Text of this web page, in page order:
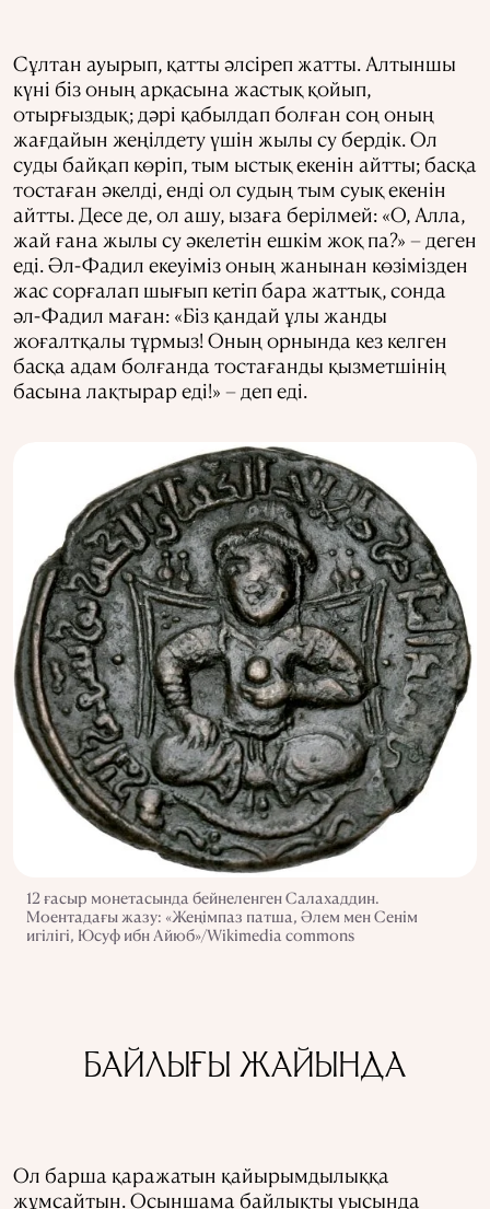
Сұлтан ауырып, қатты әлсіреп жатты. Алтыншы
күні біз оның арқасына жастық қойып,
отырғыздық; дәрі қабылдап болған соң оның
жағдайын жеңілдету үшін жылы су бердік. Ол
суды байқап көріп, тым ыстық екенін айтты; басқа
тостаған әкелді, енді ол судың тым суық екенін
айтты. Десе де, ол ашу, ызаға берілмей: «О, Алла,
жай ғана жылы су әкелетін ешкім жоқ па?» – деген
еді. Әл-Фадил екеуіміз оның жанынан көзімізден
жас сорғалап шығып кетіп бара жаттық, сонда
әл-Фадил маған: «Біз қандай ұлы жанды
жоғалтқалы тұрмыз! Оның орнында кез келген
басқа адам болғанда тостағанды қызметшінің
басына лақтырар еді!» – деп еді.
12 ғасыр монетасында бейнеленген Салахаддин.
Моентадағы жазу: «Жеңімпаз патша, Әлем мен Сенім
игілігі, Юсуф ибн Айюб»/Wikimedia commons
БАЙЛЫҒЫ ЖАЙЫНДА
Ол барша қаражатын қайырымдылыққа
жұмсайтын. Осыншама байлықты уысында